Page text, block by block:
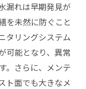
漏れは早期発見が
を未然に防ぐこと
タリングシステム
可能となり、異常
。さらに、メンテ
ト面でも大きなメ